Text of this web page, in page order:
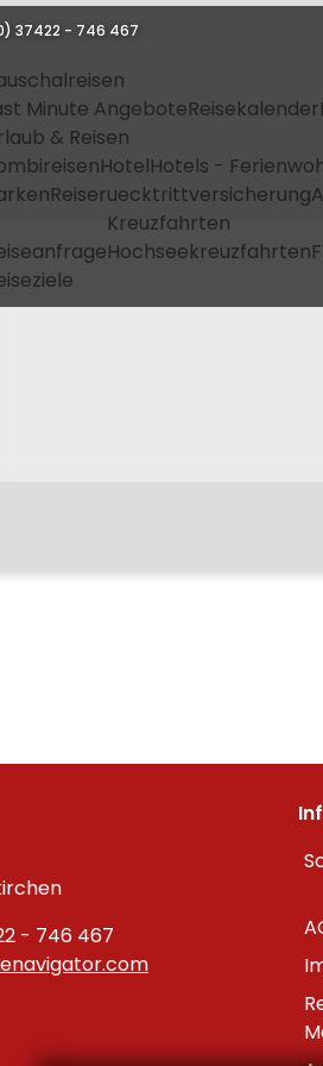
37422 - 746 467
Minute AngeboteReisekalender
& Reisen
HotelHotels -
Reiseruecktrittversicherung
Kreuzfahrten
Hochseekreuzfahrten
- 746 467